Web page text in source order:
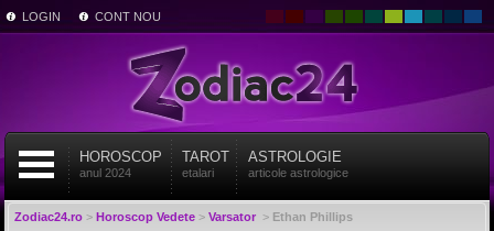
LOGIN CONT NOU
HOROSCOP
anul 2024
TAROT
etalari
ASTROLOGIE
articole astrologice
Zodiac24.ro> Horoscop Vedete> Varsator> Ethan Phillips